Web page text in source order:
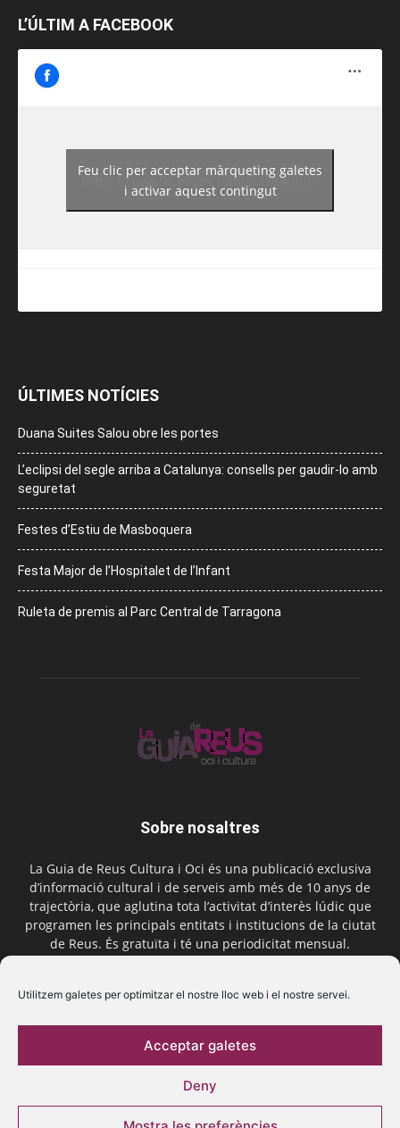
Utilitzem galetes per optimitzar el nostre lloc web i el nostre servei.
Acceptar galetes
Deny
L’ÚLTIM A FACEBOOK
https://www.facebook.com/guiadereus/
Feu clic per acceptar màrqueting galetes
i activar aquest contingut
ÚLTIMES NOTÍCIES
Duana Suites Salou obre les portes
L’eclipsi del segle arriba a Catalunya: consells per gaudir-lo amb
seguretat
Festes d’Estiu de Masboquera
Festa Major de l’Hospitalet de l’Infant
Ruleta de premis al Parc Central de Tarragona
Sobre nosaltres
La Guia de Reus Cultura i Oci és una publicació exclusiva
d’informació cultural i de serveis amb més de 10 anys de
trajectòria, que aglutina tota l’activitat d’interès lúdic que
programen les principals entitats i institucions de la ciutat
de Reus. És gratuïta i té una periodicitat mensual.
Segueix-nos